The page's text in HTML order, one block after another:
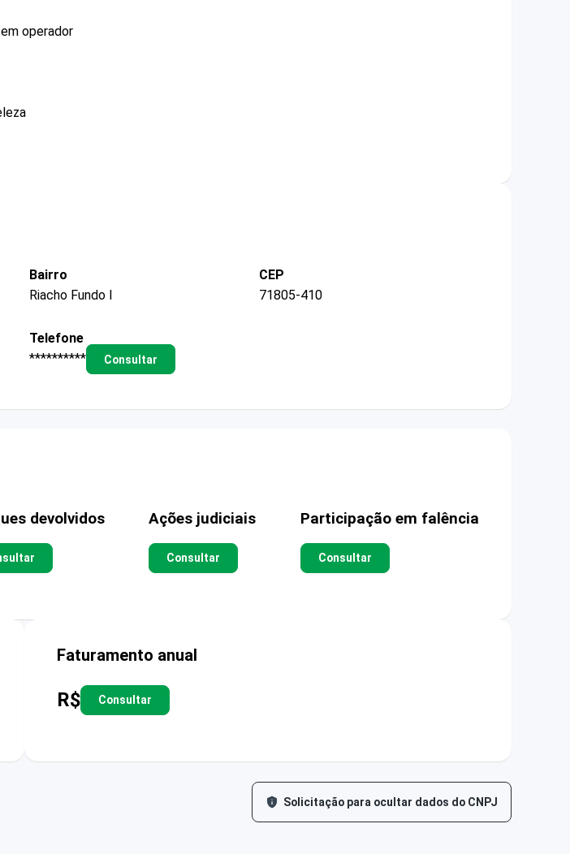
operador
Bairro
Riacho Fundo I
CEP
71805-410
Telefone
**********
Consultar
devolvidos Ações judiciais
Consultar
Participação em falência
Consultar
Faturamento anual
R$ Consultar
Solicitação para ocultar dados do CNPJ